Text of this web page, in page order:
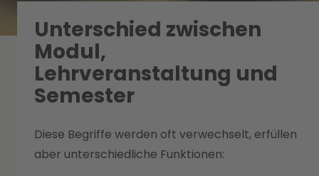
Unterschied zwischen
Modul,
Lehrveranstaltung und
Semester
Diese Begriffe werden oft verwechselt, erfüllen
aber unterschiedliche Funktionen: